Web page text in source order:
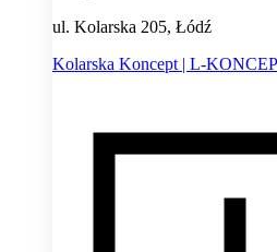
ul. Kolarska 205, Łódź
Kolarska Koncept | L-